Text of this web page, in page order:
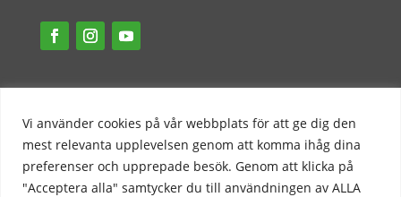
Vi använder cookies på vår webbplats för att ge dig den
mest relevanta upplevelsen genom att komma ihåg dina
preferenser och upprepade besök. Genom att klicka på
"Acceptera alla" samtycker du till användningen av ALLA
PR-POLICY
KONTAKT